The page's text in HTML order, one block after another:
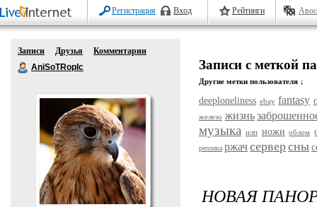
Регистрация Вход Рейтинги
Записи Друзья
Комментарии
AniSoTRopIc
Записи с меткой
Другие метки пользователя ↓
deeploneliness ebay fantasy
железо жизнь
музыка нлп ножи облом
реплика ржачсерверсны
НОВАЯ